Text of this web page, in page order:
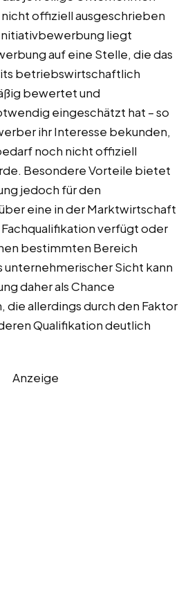
offiziell ausgeschrieben
liegt
auf eine Stelle, die das
betriebswirtschaftlich
bewertet und
eingeschätzt hat – so
ihr Interesse bekunden,
noch nicht offiziell
Besondere Vorteile bietet
jedoch für den
eine in der Marktwirtschaft
verfügt oder
bestimmten Bereich
unternehmerischer Sicht kann
daher als Chance
allerdings durch den Faktor
Qualifikation deutlich
Anzeige